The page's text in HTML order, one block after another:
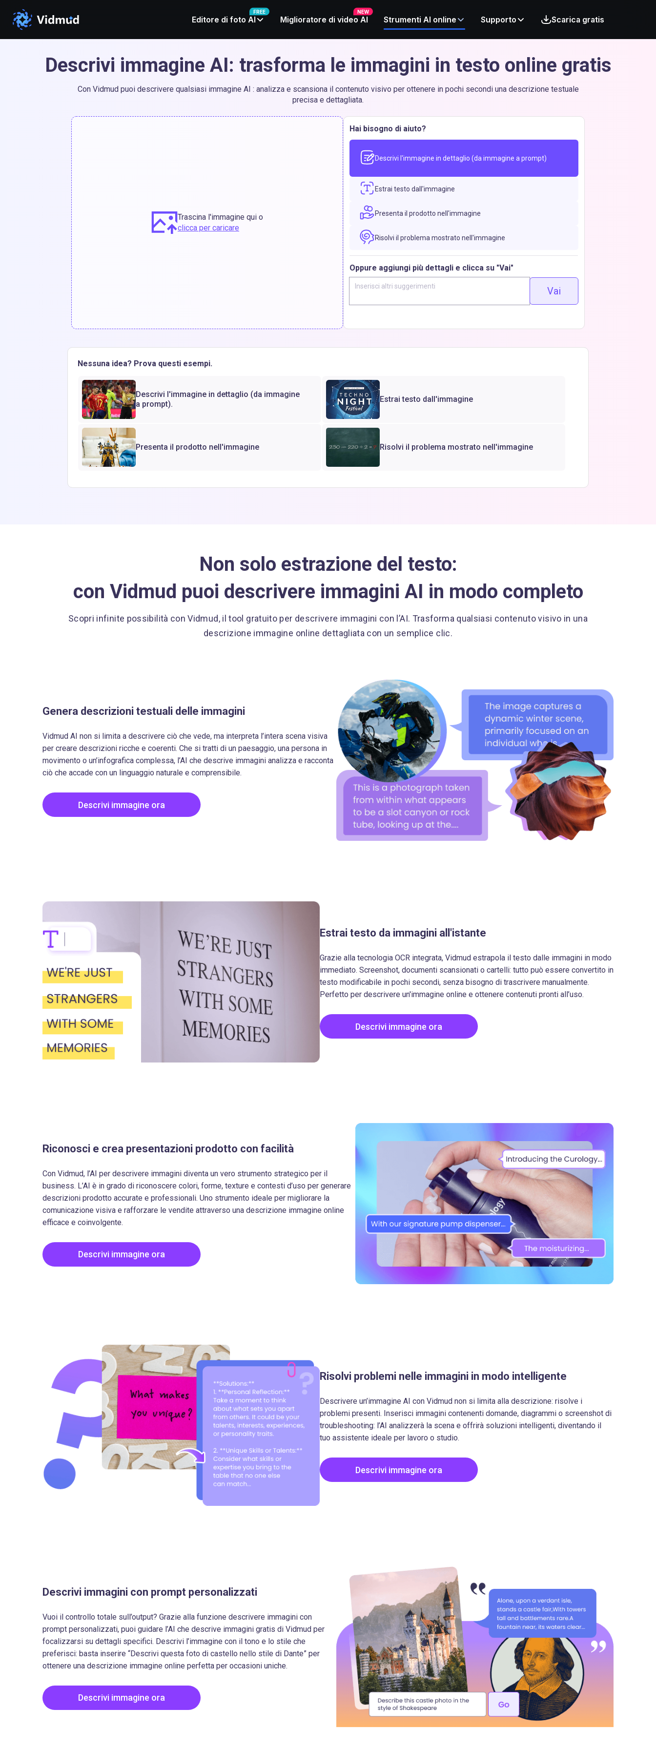
Editore di foto AI
FREE
Miglioratore di video AI
NEW
Strumenti AI online Supporto Scarica gratis
Descrivi immagine AI: trasforma le immagini in testo online gratis
Con Vidmud puoi descrivere qualsiasi immagine AI : analizza e scansiona il contenuto visivo per ottenere in pochi secondi una descrizione testuale
precisa e dettagliata.
Trascina l'immagine qui o
clicca per caricare
Hai bisogno di aiuto?
Descrivi l'immagine in dettaglio (da immagine a prompt)
Estrai testo dall'immagine
Presenta il prodotto nell'immagine
Risolvi il problema mostrato nell'immagine
Oppure aggiungi più dettagli e clicca su "Vai"
Vai
Nessuna idea? Prova questi esempi.
Descrivi l'immagine in dettaglio (da immagine
a prompt).
Estrai testo dall'immagine
Presenta il prodotto nell'immagine Risolvi il problema mostrato nell'immagine
Non solo estrazione del testo:
con Vidmud puoi descrivere immagini AI in modo completo
Scopri infinite possibilità con Vidmud, il tool gratuito per descrivere immagini con l’AI. Trasforma qualsiasi contenuto visivo in una
descrizione immagine online dettagliata con un semplice clic.
Genera descrizioni testuali delle immagini
Vidmud AI non si limita a descrivere ciò che vede, ma interpreta l’intera scena visiva
per creare descrizioni ricche e coerenti. Che si tratti di un paesaggio, una persona in
movimento o un’infografica complessa, l’AI che descrive immagini analizza e racconta
ciò che accade con un linguaggio naturale e comprensibile.
Descrivi immagine ora
Estrai testo da immagini all'istante
Grazie alla tecnologia OCR integrata, Vidmud estrapola il testo dalle immagini in modo
immediato. Screenshot, documenti scansionati o cartelli: tutto può essere convertito in
testo modificabile in pochi secondi, senza bisogno di trascrivere manualmente.
Perfetto per descrivere un'immagine online e ottenere contenuti pronti all’uso.
Descrivi immagine ora
Riconosci e crea presentazioni prodotto con facilità
Con Vidmud, l’AI per descrivere immagini diventa un vero strumento strategico per il
business. L’AI è in grado di riconoscere colori, forme, texture e contesti d’uso per generare
descrizioni prodotto accurate e professionali. Uno strumento ideale per migliorare la
comunicazione visiva e rafforzare le vendite attraverso una descrizione immagine online
efficace e coinvolgente.
Descrivi immagine ora
Risolvi problemi nelle immagini in modo intelligente
Descrivere un’immagine AI con Vidmud non si limita alla descrizione: risolve i
problemi presenti. Inserisci immagini contenenti domande, diagrammi o screenshot di
troubleshooting: l’AI analizzerà la scena e offrirà soluzioni intelligenti, diventando il
tuo assistente ideale per lavoro o studio.
Descrivi immagine ora
Descrivi immagini con prompt personalizzati
Vuoi il controllo totale sull’output? Grazie alla funzione descrivere immagini con
prompt personalizzati, puoi guidare l’AI che descrive immagini gratis di Vidmud per
focalizzarsi su dettagli specifici. Descrivi l’immagine con il tono e lo stile che
preferisci: basta inserire “Descrivi questa foto di castello nello stile di Dante” per
ottenere una descrizione immagine online perfetta per occasioni uniche.
Descrivi immagine ora